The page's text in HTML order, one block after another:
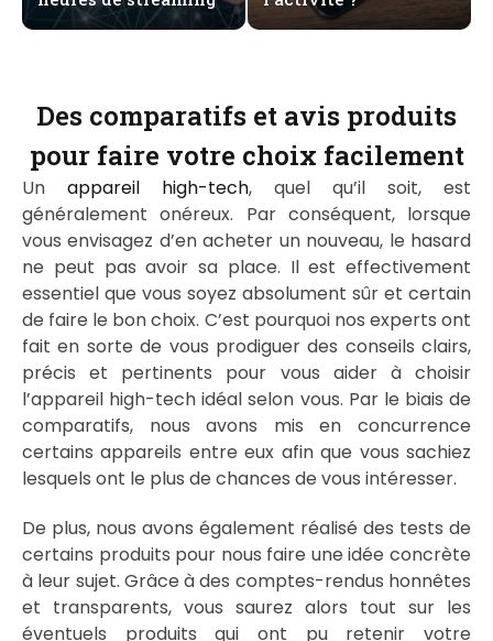
Des comparatifs et avis produits
pour faire votre choix facilement
Un appareil high-tech, quel qu’il soit, est
généralement onéreux. Par conséquent, lorsque
vous envisagez d’en acheter un nouveau, le hasard
ne peut pas avoir sa place. Il est effectivement
essentiel que vous soyez absolument sûr et certain
de faire le bon choix. C’est pourquoi nos experts ont
fait en sorte de vous prodiguer des conseils clairs,
précis et pertinents pour vous aider à choisir
l’appareil high-tech idéal selon vous. Par le biais de
comparatifs, nous avons mis en concurrence
certains appareils entre eux afin que vous sachiez
lesquels ont le plus de chances de vous intéresser.
De plus, nous avons également réalisé des tests de
certains produits pour nous faire une idée concrète
à leur sujet. Grâce à des comptes-rendus honnêtes
et transparents, vous saurez alors tout sur les
éventuels produits qui ont pu retenir votre